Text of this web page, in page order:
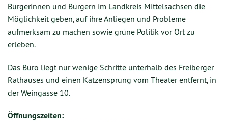
Bürgerinnen und Bürgern im Landkreis Mittelsachsen die
Möglichkeit geben, auf ihre Anliegen und Probleme
aufmerksam zu machen sowie grüne Politik vor Ort zu
erleben.
Das Büro liegt nur wenige Schritte unterhalb des Freiberger
Rathauses und einen Katzensprung vom Theater entfernt, in
der Weingasse 10.
Öffnungszeiten: